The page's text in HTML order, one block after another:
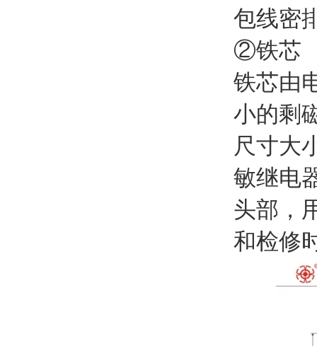
包线密
②铁芯
铁芯由
小的剩
尺寸大
敏继电
头部，
和检修